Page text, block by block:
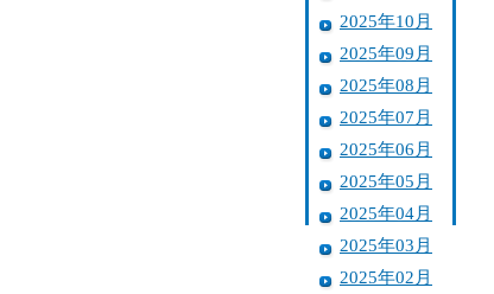
2025年10月
2025年09月
2025年08月
2025年07月
2025年06月
2025年05月
2025年04月
2025年03月
2025年02月